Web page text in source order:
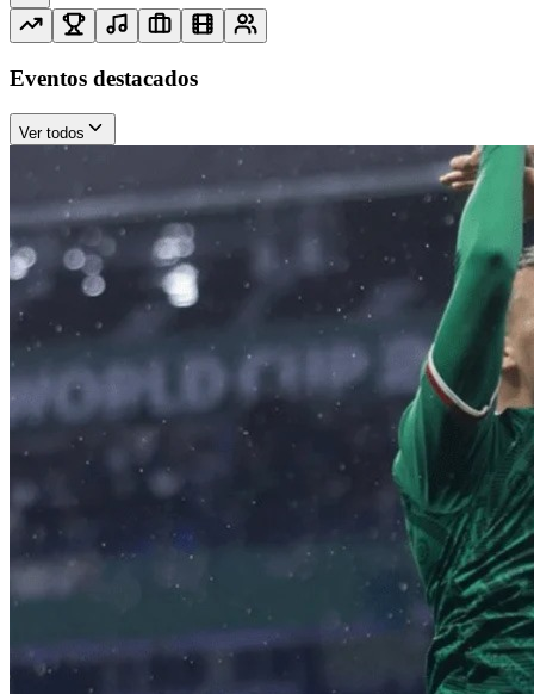
Eventos destacados
Ver todos